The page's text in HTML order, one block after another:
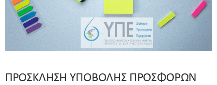
ΠΡΟΣΚΛΗΣΗ ΥΠΟΒΟΛΗΣ ΠΡΟΣΦΟΡΩΝ